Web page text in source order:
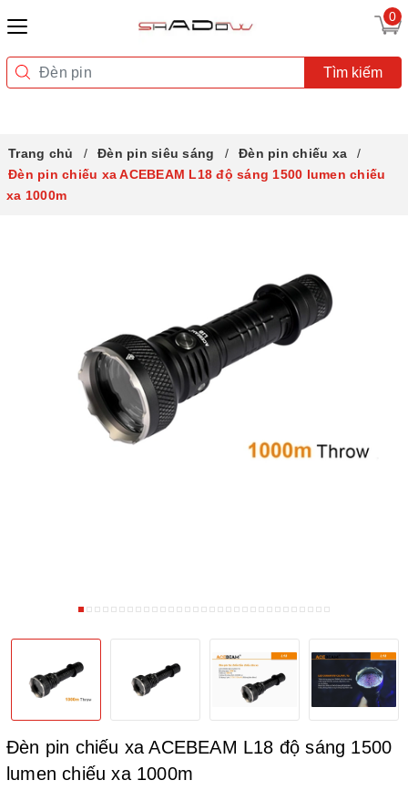
0
Tìm kiếm
Trang chủ Đèn pin siêu sáng
Đèn pin chiếu xa
Đèn pin chiếu xa ACEBEAM L18 độ sáng 1500 lumen chiếu
xa 1000m
Đèn pin chiếu xa ACEBEAM L18 độ sáng 1500
lumen chiếu xa 1000m